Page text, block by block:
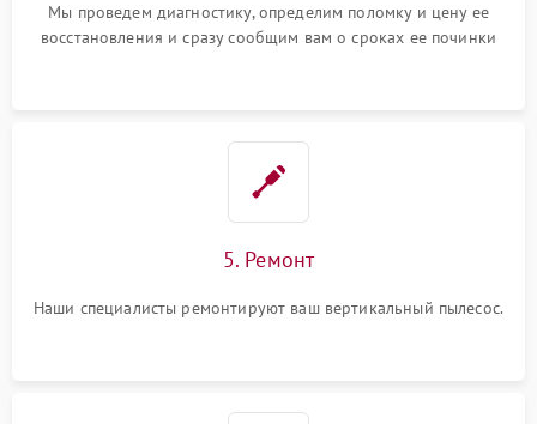
Мы проведем диагностику, определим поломку и цену ее
восстановления и сразу сообщим вам о сроках ее починки
5. Ремонт
Наши специалисты ремонтируют ваш вертикальный пылесос.